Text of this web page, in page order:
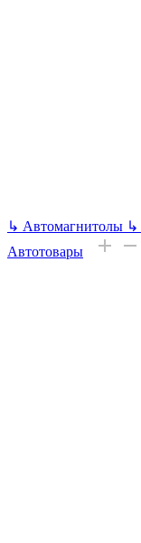
↳ Автомагнитолы ↳
Автотовары